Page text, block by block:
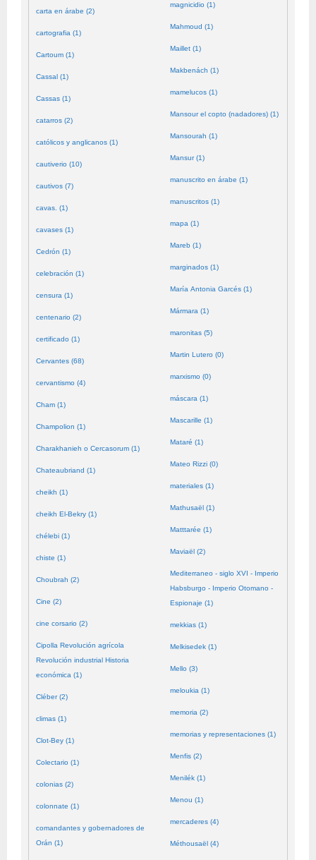
carta en árabe (2)
cartografia (1)
Cartoum (1)
Cassal (1)
Cassas (1)
catarros (2)
católicos y anglicanos (1)
cautiverio (10)
cautivos (7)
cavas. (1)
cavases (1)
Cedrón (1)
celebración (1)
censura (1)
centenario (2)
certificado (1)
Cervantes (68)
cervantismo (4)
Cham (1)
Champolion (1)
Charakhanieh o Cercasorum (1)
Chateaubriand (1)
cheikh (1)
cheikh El-Bekry (1)
chélebi (1)
chiste (1)
Choubrah (2)
Cine (2)
cine corsario (2)
Cipolla Revolución agrícola
Revolución industrial Historia
económica (1)
Cléber (2)
climas (1)
Clot-Bey (1)
Colectario (1)
colonias (2)
colonnate (1)
comandantes y gobernadores de
Orán (1)
magnicidio (1)
Mahmoud (1)
Maillet (1)
Makbenách (1)
mamelucos (1)
Mansour el copto (nadadores) (1)
Mansourah (1)
Mansur (1)
manuscrito en árabe (1)
manuscritos (1)
mapa (1)
Mareb (1)
marginados (1)
María Antonia Garcés (1)
Mármara (1)
maronitas (5)
Martin Lutero (0)
marxismo (0)
máscara (1)
Mascarille (1)
Mataré (1)
Mateo Rizzi (0)
materiales (1)
Mathusaël (1)
Matttarée (1)
Maviaël (2)
Mediterraneo - siglo XVI - Imperio
Habsburgo - Imperio Otomano -
Espionaje (1)
mekkias (1)
Melkisedek (1)
Mello (3)
meloukia (1)
memoria (2)
memorias y representaciones (1)
Menfis (2)
Menilék (1)
Menou (1)
mercaderes (4)
Méthousaël (4)